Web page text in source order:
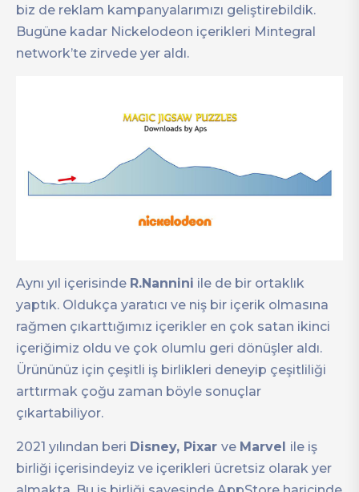
biz de reklam kampanyalarımızı geliştirebildik.
Bugüne kadar Nickelodeon içerikleri Mintegral
network’te zirvede yer aldı.
Aynı yıl içerisinde R.Nannini ile de bir ortaklık
yaptık. Oldukça yaratıcı ve niş bir içerik olmasına
rağmen çıkarttığımız içerikler en çok satan ikinci
içeriğimiz oldu ve çok olumlu geri dönüşler aldı.
Ürününüz için çeşitli iş birlikleri deneyip çeşitliliği
arttırmak çoğu zaman böyle sonuçlar
çıkartabiliyor.
2021 yılından beri Disney, Pixar ve Marvel ile iş
birliği içerisindeyiz ve içerikleri ücretsiz olarak yer